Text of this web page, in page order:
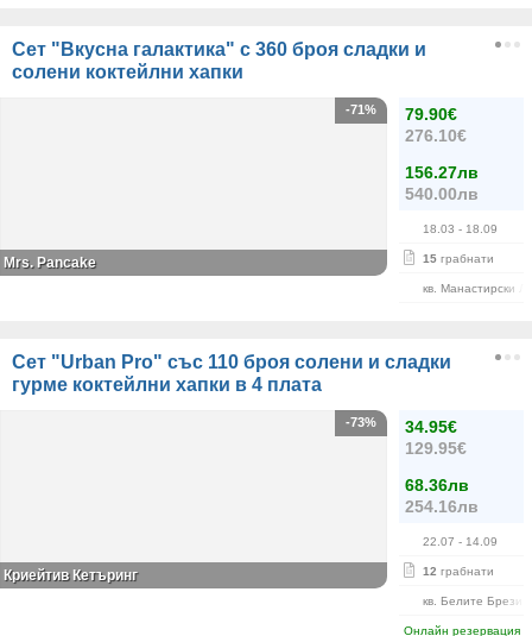
Сет "Вкусна галактика" с 360 броя сладки и
солени коктейлни хапки
79.90€
276.10€
156.27лв
540.00лв
18.03 - 18.09
15 грабнати
кв. Манастирски
-71%
Mrs. Pancake
Сет "Urban Pro" със 110 броя солени и сладки
гурме коктейлни хапки в 4 плата
34.95€
129.95€
68.36лв
254.16лв
22.07 - 14.09
12 грабнати
кв. Белите Брези
Онлайн резервация
-73%
Криейтив Кетъринг